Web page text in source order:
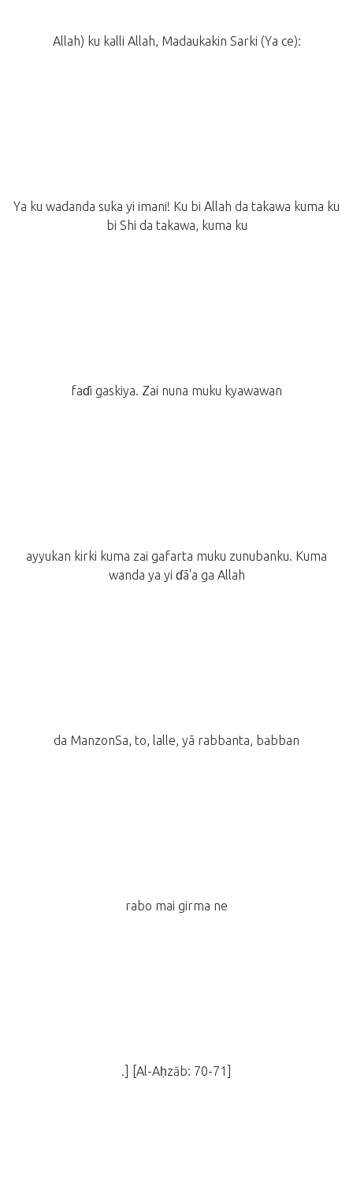
Allah) ku kalli Allah, Madaukakin Sarki (Ya ce):
Ya ku wadanda suka yi imani! Ku bi Allah da takawa kuma ku
bi Shi da takawa, kuma ku
faɗi gaskiya. Zai nuna muku kyawawan
ayyukan kirki kuma zai gafarta muku zunubanku. Kuma
wanda ya yi ɗã'a ga Allah
da ManzonSa, to, lalle, yã rabbanta, babban
rabo mai girma ne
.] [Al-Aḥzāb: 70-71]